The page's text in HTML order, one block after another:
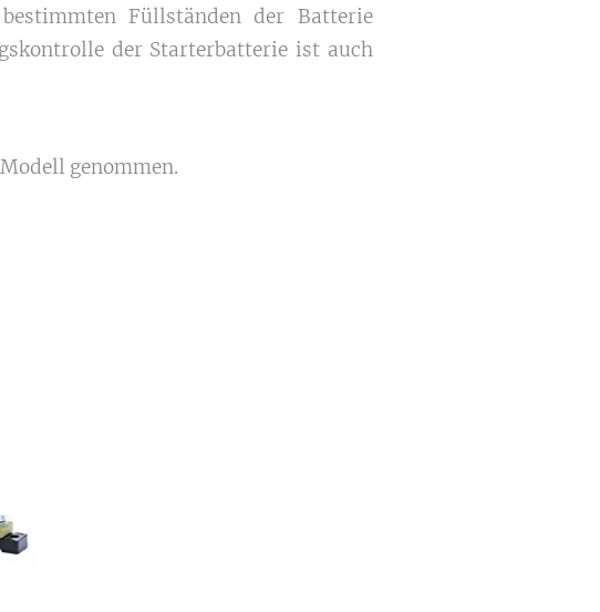
Füllständen der Batterie
der Starterbatterie ist auch
genommen.